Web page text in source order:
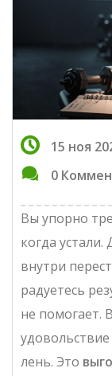
15 ноя
0
Вы упорно
когда
внутри
радуетесь
не помогает.
лень. Это